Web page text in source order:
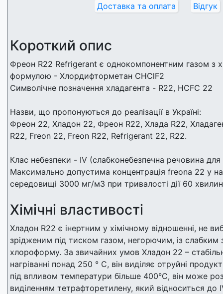
Доставка та оплата
Відгук
Короткий опис
Фреон R22 Refrigerant є однокомпонентним газом з
формулою - Хлордифторметан CНClF2
Символічне позначення хладагента - R22, HCFC 22
Назви, що пропонуються до реалізації в Україні:
Фреон 22, Хладон 22, Фреон R22, Хлада R22,
R22, Freon 22, Freon R22, Refrigerant 22, R22.
Клас небезпеки - IV (слабконебезпечна речовина
Максимально допустима концентрація freona 22 у
середовищі 3000 мг/м3 при тривалості дії 60
Хімічні властивості
Хладон R22 є інертним у хімічному відношенні, не
зрідженим під тиском газом, негорючим, із слабким
хлороформу. За звичайних умов Хладон 22 –
нагріванні понад 250 ° С, він виділяє отруйні
під впливом температури більше 400°С, він може
виділенням тетрафторетилену, який відноситься до